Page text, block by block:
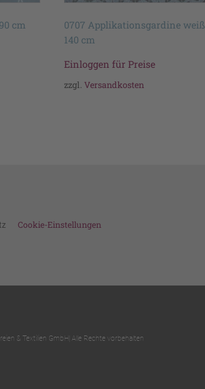
cm
0707 Applikationsgardine weiß
140 cm
Einloggen für Preise
zzgl. Versandkosten
Cookie-Einstellungen
& Textilien GmbH| Alle Rechte vorbehalten